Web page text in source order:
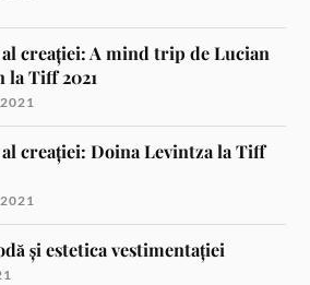
creației: A mind trip de Lucian
la Tiff 2021
creației: Doina Levintza la Tiff
și estetica vestimentației